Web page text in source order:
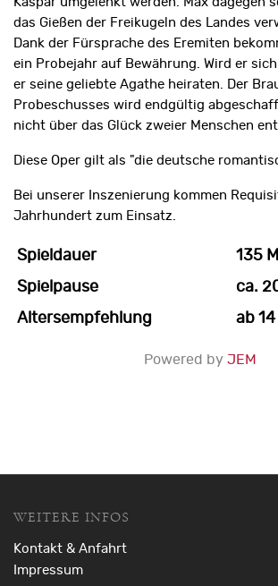
das Gießen der Freikugeln des Landes
Dank der Fürsprache des Eremiten
ein Probejahr auf Bewährung. Wird er
er seine geliebte Agathe heiraten. Der
Probeschusses wird endgültig
nicht über das Glück zweier Menschen
Diese Oper gilt als "die deutsche
Bei unserer Inszenierung kommen
Jahrhundert zum Einsatz.
Spieldauer
135
Spielpause
ca.
Altersempfehlung
ab
Powered by JEM
WEITERE INFOS
Kontakt & Anfahrt
Impressum